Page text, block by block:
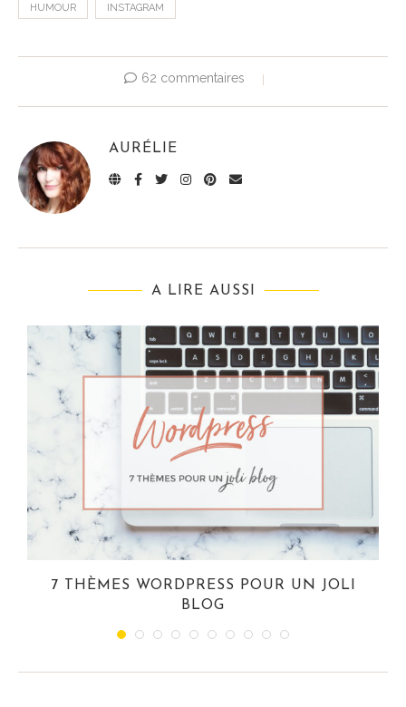
HUMOUR INSTAGRAM
62 commentaires
AURÉLIE
A LIRE AUSSI
7 THÈMES WORDPRESS POUR UN JOLI
BLOG